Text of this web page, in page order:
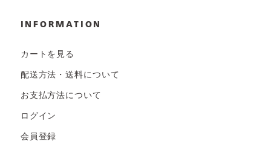
INFORMATION
カートを見る
配送方法・送料について
お支払方法について
ログイン
会員登録